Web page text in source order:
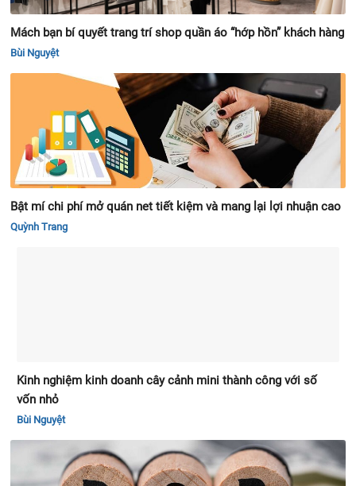
Mách bạn bí quyết trang trí shop quần áo “hớp hồn” khách hàng
Bùi Nguyệt
Bật mí chi phí mở quán net tiết kiệm và mang lại lợi nhuận cao
Quỳnh Trang
Kinh nghiệm kinh doanh cây cảnh mini thành công với số
vốn nhỏ
Bùi Nguyệt